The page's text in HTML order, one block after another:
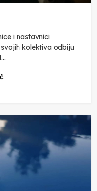
i nastavnici
kolektiva odbiju